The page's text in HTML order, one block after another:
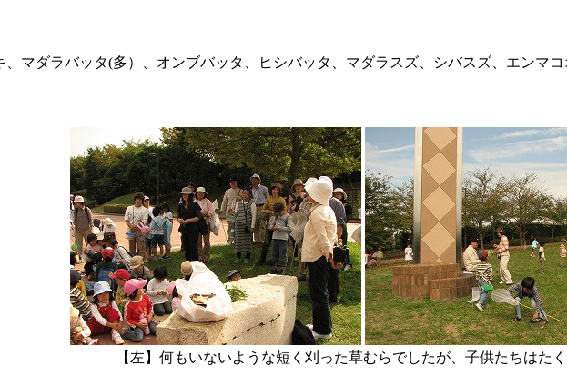
、マダラバッタ(多）、オンブバッタ、ヒシバッタ、マダラスズ、シバスズ、エンマ
【左】何もいないような短く刈った草むらでしたが、子供たちはたく